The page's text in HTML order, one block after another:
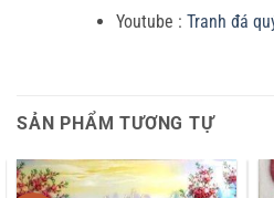
Youtube : Tranh đá
SẢN PHẨM TƯƠNG TỰ